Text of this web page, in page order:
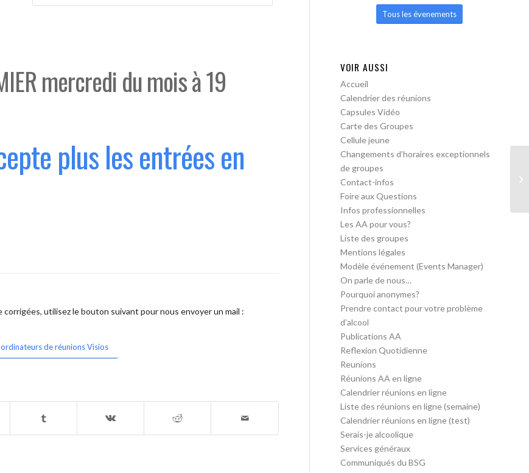
mercredi du mois à 19
plus les entrées en
utilisez le bouton suivant pour nous envoyer un mail :
de réunions Visios
Tous les évenements
VOIR AUSSI
Accueil
Calendrier des réunions
Capsules Vidéo
Carte des Groupes
Cellule jeune
Changements d’horaires exceptionnels
de groupes
Contact-infos
Foire aux Questions
Infos professionnelles
Les AA pour vous?
Liste des groupes
Mentions légales
Modèle événement (Events Manager)
On parle de nous…
Pourquoi anonymes?
Prendre contact pour votre problème
d’alcool
Publications AA
Reflexion Quotidienne
Reunions
Réunions AA en ligne
Calendrier réunions en ligne
Liste des réunions en ligne (semaine)
Calendrier réunions en ligne (test)
Serais-je alcoolique
Services généraux
Communiqués du BSG